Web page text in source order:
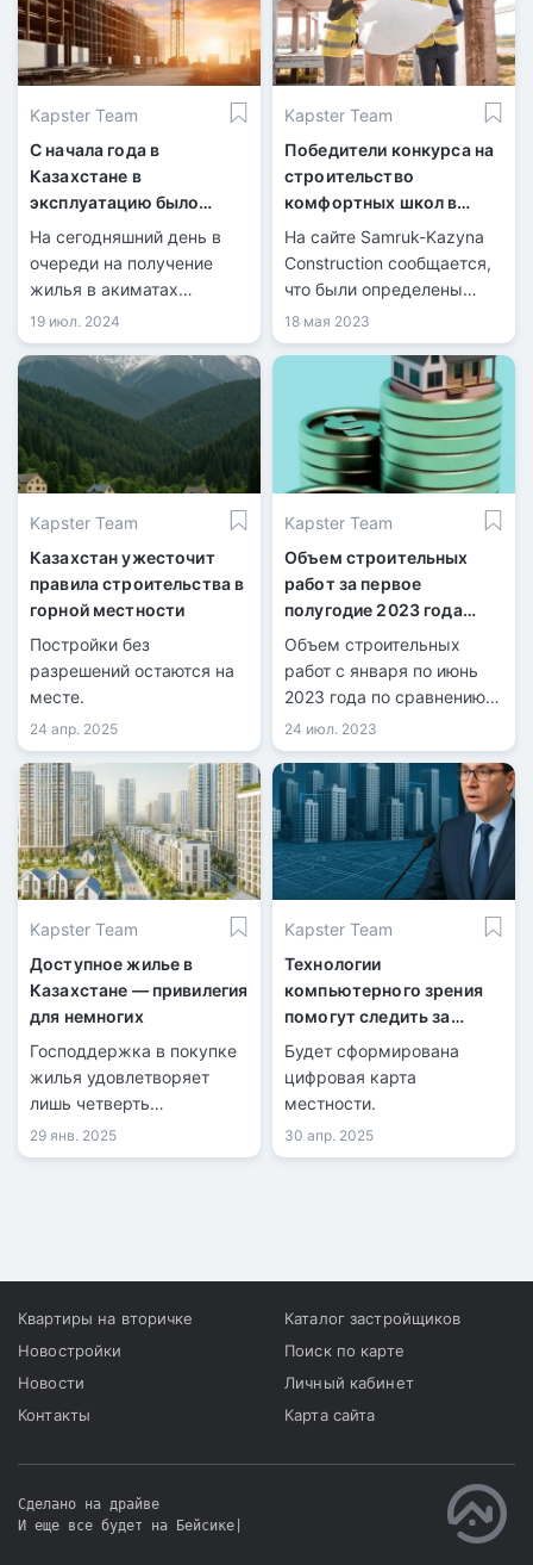
Kapster Team
С начала года в
Казахстане в
эксплуатацию было
сдано 7,4 млн
На сегодняшний день в
очереди на получение
жилья в акиматах
зарегистрировано более
650 тысяч человек.
19 июл. 2024
Kapster Team
Победители конкурса на
строительство
комфортных школ в
Казахстане
На сайте Samruk-Kazyna
Construction сообщается,
что были определены
победители конкурса на
строительство
комфортных школ в
18 мая 2023
Kapster Team
Казахстан ужесточит
правила строительства в
горной местности
Постройки без
разрешений остаются на
месте.
24 апр. 2025
Kapster Team
Объем строительных
работ за первое
полугодие 2023 года
составил 2,4 триллиона
тенге
Объем строительных
работ с января по июнь
2023 года по сравнению с
январем-июнем 2022 года
увеличился на 12,3% и
составил 2,4 триллиона
тенге.
24 июл. 2023
Kapster Team
Доступное жилье в
Казахстане — привилегия
для немногих
Господдержка в покупке
жилья удовлетворяет
лишь четверть
казахстанцев.
29 янв. 2025
Kapster Team
Технологии
компьютерного зрения
помогут следить за
строительством в
городах
Будет сформирована
цифровая карта
местности.
30 апр. 2025
Квартиры на вторичке
Новостройки
Новости
Контакты
Каталог застройщиков
Поиск по карте
Личный кабинет
Карта сайта
Сделано на драйве
И еще все будет на Бейсике